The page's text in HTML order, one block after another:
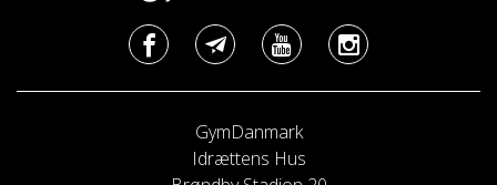
GymDanmark
Idrættens Hus